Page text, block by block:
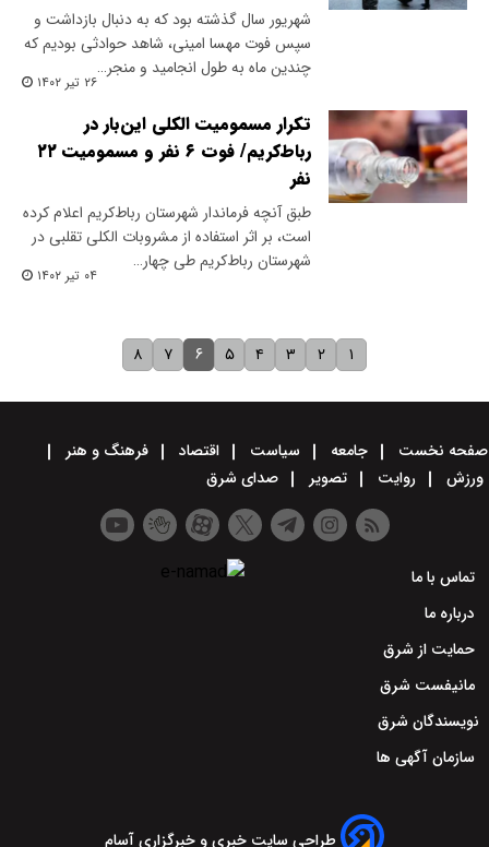
شهریور سال گذشته بود که به دنبال بازداشت و
سپس فوت مهسا امینی، شاهد حوادثی بودیم که
چندین ماه به طول انجامید و منجر…
۲۶ تیر ۱۴۰۲
تکرار مسمومیت الکلی این‌بار در
رباط‌کریم/ فوت ۶ نفر و مسمومیت ۲۲
نفر
طبق آنچه فرماندار شهرستان رباط‌کریم اعلام کرده
است، بر اثر استفاده از مشروبات الکلی تقلبی در
شهرستان رباط‌کریم طی چهار…
۰۴ تیر ۱۴۰۲
۱ ۲ ۳ ۴ ۵ ۶ ۷ ۸
صفحه نخست جامعه سیاست اقتصاد
فرهنگ و هنر
ورزش
روایت تصویر صدای شرق
تماس با ما
درباره ما
حمایت از شرق
مانیفست شرق
نویسندگان شرق
سازمان آگهی ها
طراحی سایت خبری و خبرگزاری آسام